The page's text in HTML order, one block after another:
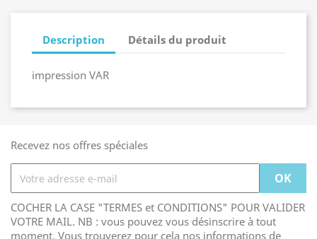
Description Détails du produit
impression VAR
Recevez nos offres spéciales
COCHER LA CASE "TERMES et CONDITIONS" POUR VALIDER
VOTRE MAIL. NB : vous pouvez vous désinscrire à tout
moment. Vous trouverez pour cela nos informations de